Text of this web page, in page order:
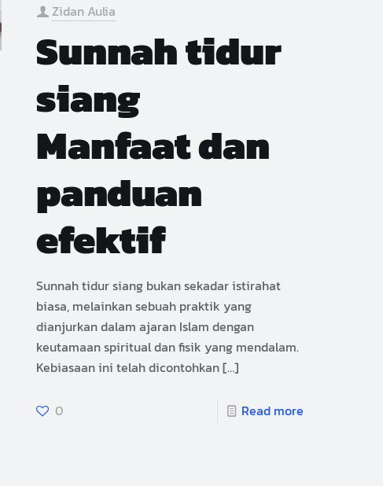
Zidan Aulia
Sunnah tidur
siang
Manfaat dan
panduan
efektif
Sunnah tidur siang bukan sekadar istirahat
biasa, melainkan sebuah praktik yang
dianjurkan dalam ajaran Islam dengan
keutamaan spiritual dan fisik yang mendalam.
Kebiasaan ini telah dicontohkan[…]
0 Read more